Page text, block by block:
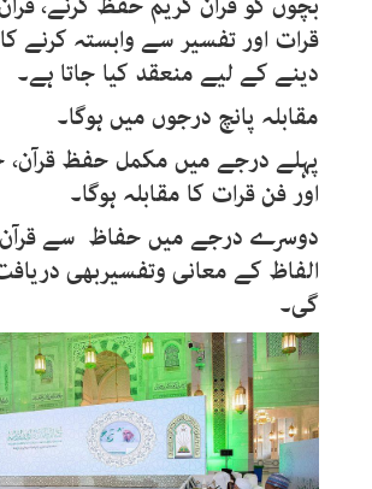
قرات اور تفسیر سے وابستہ کرنے
دینے کے لیے منعقد کیا جاتا ہے۔
مقابلہ پانچ درجوں میں ہوگا۔
پہلے درجے میں مکمل حفظ
اور فن قرات کا مقابلہ ہوگا۔
دوسرے درجے میں حفاظ سے
الفاظ کے معانی وتفسیربھی
گی۔